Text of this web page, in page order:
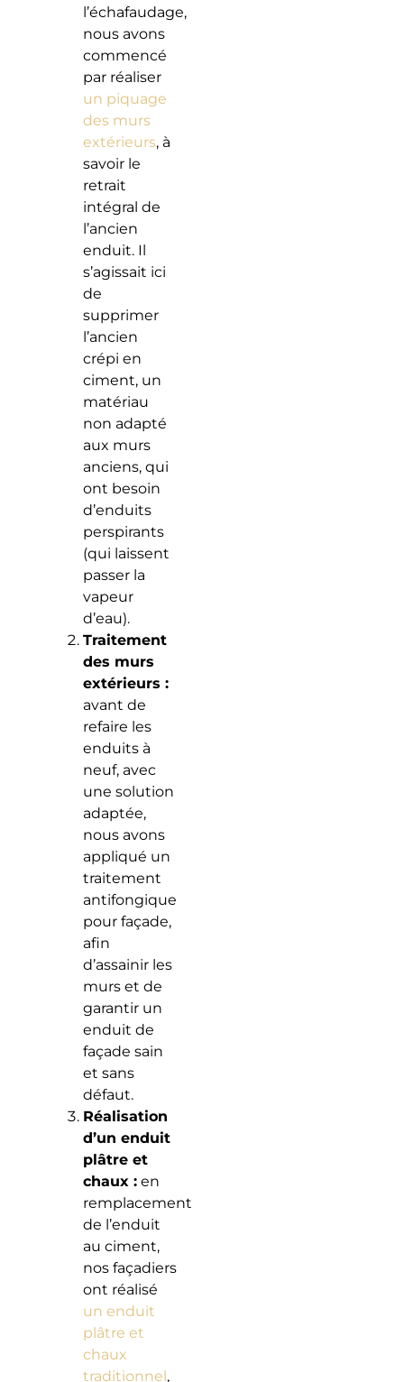
l’échafaudage,
nous avons
commencé
par réaliser
un piquage
des murs
extérieurs, à
savoir le
retrait
intégral de
l’ancien
enduit. Il
s’agissait ici
de
supprimer
l’ancien
crépi en
ciment, un
matériau
non adapté
aux murs
anciens, qui
ont besoin
d’enduits
perspirants
(qui laissent
passer la
vapeur
d’eau).
Traitement
des murs
extérieurs :
avant de
refaire les
enduits à
neuf, avec
une solution
adaptée,
nous avons
appliqué un
traitement
antifongique
pour façade,
afin
d’assainir les
murs et de
garantir un
enduit de
façade sain
et sans
défaut.
Réalisation
d’un enduit
plâtre et
chaux :en
remplacement
de l’enduit
au ciment,
nos façadiers
ont réalisé
un enduit
plâtre et
chaux
traditionnel,